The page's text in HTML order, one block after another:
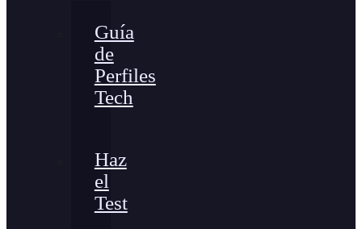
Guía
de
Perfiles
Tech
Haz
el
Test